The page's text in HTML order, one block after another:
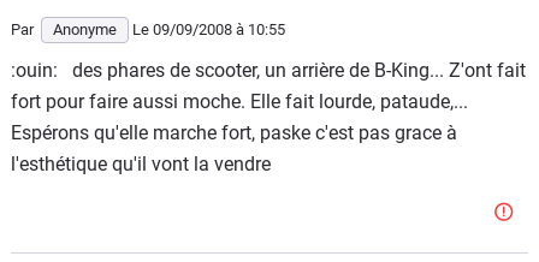
Services
Auto
Par Anonyme Le 09/09/2008 à 10:55
:ouin: des phares de scooter, un arrière de B-King... Z'ont fait
fort pour faire aussi moche. Elle fait lourde, pataude,...
Espérons qu'elle marche fort, paske c'est pas grace à
l'esthétique qu'il vont la vendre